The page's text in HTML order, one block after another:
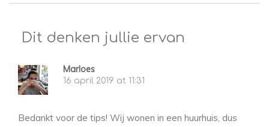
Dit denken jullie ervan
Marloes
16 april 2019 at 11:31
Bedankt voor de tips! Wij wonen in een huurhuis, dus